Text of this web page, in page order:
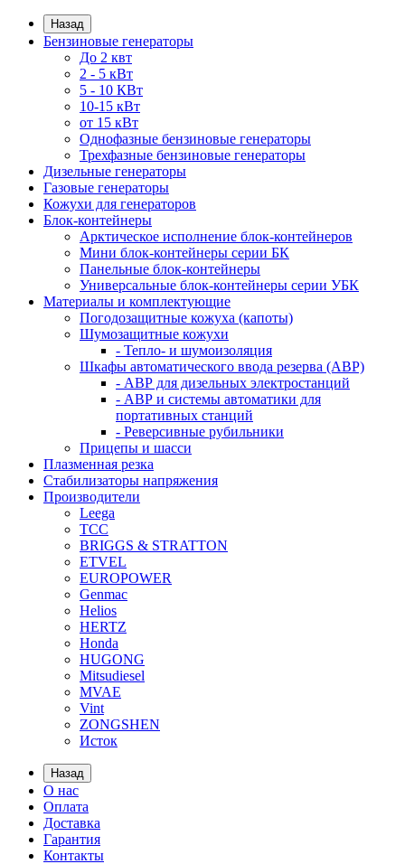
Назад
Бензиновые генераторы
До 2 квт
2 - 5 кВт
5 - 10 КВт
10-15 кВт
от 15 кВт
Однофазные бензиновые генераторы
Трехфазные бензиновые генераторы
Дизельные генераторы
Газовые генераторы
Кожухи для генераторов
Блок-контейнеры
Арктическое исполнение блок-контейнеров
Мини блок-контейнеры серии БК
Панельные блок-контейнеры
Универсальные блок-контейнеры серии УБК
Материалы и комплектующие
Погодозащитные кожуха (капоты)
Шумозащитные кожухи
- Тепло- и шумоизоляция
Шкафы автоматического ввода резерва (АВР)
- АВР для дизельных электростанций
- АВР и системы автоматики для
портативных станций
- Реверсивные рубильники
Прицепы и шасси
Плазменная резка
Стабилизаторы напряжения
Производители
Leega
ТСС
BRIGGS & STRATTON
ETVEL
EUROPOWER
Genmac
Helios
HERTZ
Honda
HUGONG
Mitsudiesel
MVAE
Vint
ZONGSHEN
Исток
Назад
О нас
Оплата
Доставка
Гарантия
Контакты